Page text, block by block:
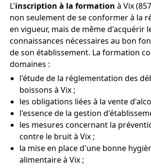
L'inscription à la formation à Vix
non seulement de se conformer à la
en vigueur, mais de même d'acquérir
connaissances nécessaires au bon
de son établissement. La formation
domaines :
l'étude de la réglementation des
boissons à Vix ;
les obligations liées à la vente
l'essence de la gestion
les mesures concernant la
contre le bruit à Vix ;
la mise en place d'une bonne
alimentaire à Vix ;